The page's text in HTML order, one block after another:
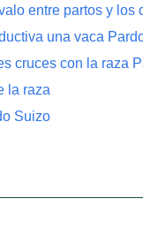
entre partos y
una vaca
cruces con la raza
la raza
Suizo